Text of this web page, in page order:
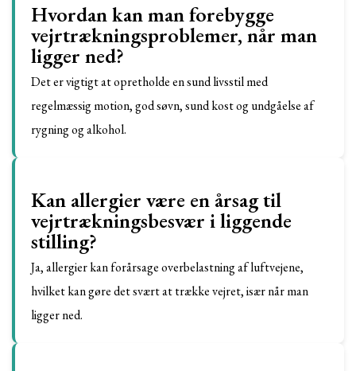
Hvordan kan man forebygge
vejrtrækningsproblemer, når man
ligger ned?
Det er vigtigt at opretholde en sund livsstil med
regelmæssig motion, god søvn, sund kost og undgåelse af
rygning og alkohol.
Kan allergier være en årsag til
vejrtrækningsbesvær i liggende
stilling?
Ja, allergier kan forårsage overbelastning af luftvejene,
hvilket kan gøre det svært at trække vejret, især når man
ligger ned.